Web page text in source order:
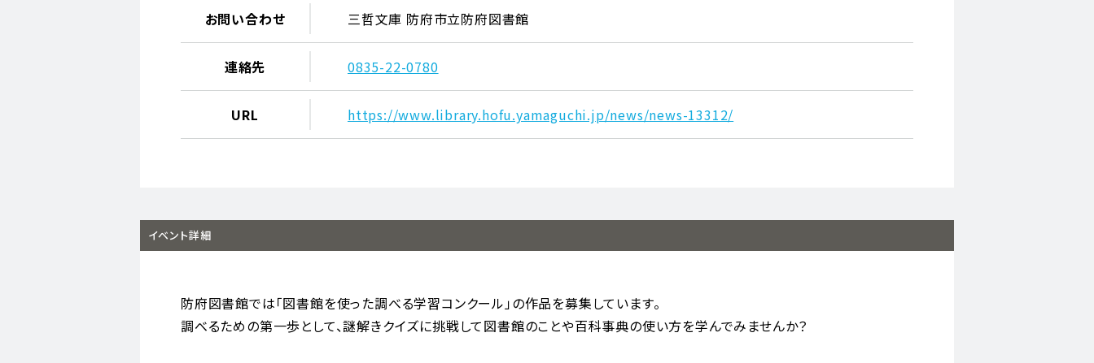
お問い合わせ 三哲文庫 防府市立防府図書館
連絡先 0835-22-0780
URL https://www.library.hofu.yamaguchi.jp/news/news-13312/
イベント詳細
防府図書館では「図書館を使った調べる学習コンクール」の作品を募集しています。
調べるための第一歩として、謎解きクイズに挑戦して図書館のことや百科事典の使い方を学んでみませんか？